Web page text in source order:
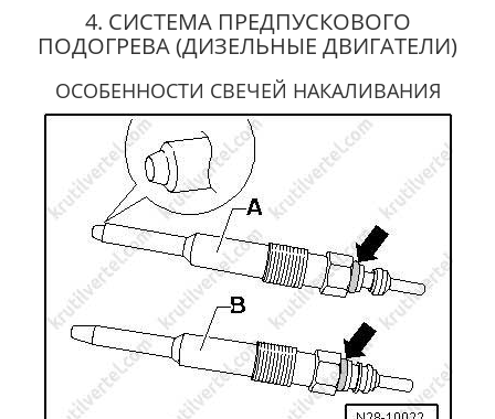
4. СИСТЕМА ПРЕДПУСКОВОГО
ПОДОГРЕВА (ДИЗЕЛЬНЫЕ ДВИГАТЕЛИ)
ОСОБЕННОСТИ СВЕЧЕЙ НАКАЛИВАНИЯ